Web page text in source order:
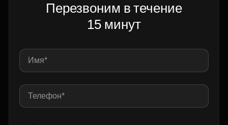
Перезвоним в течение
15 минут